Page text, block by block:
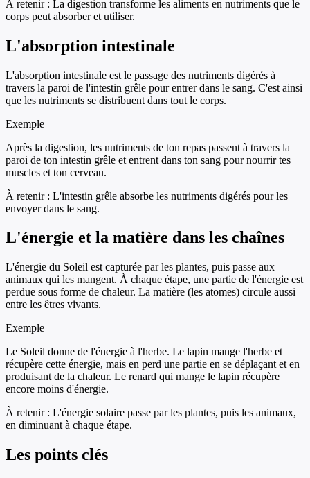
À retenir : La digestion transforme les aliments en nutriments que le
corps peut absorber et utiliser.
L'absorption intestinale
L'absorption intestinale est le passage des nutriments digérés à
travers la paroi de l'intestin grêle pour entrer dans le sang. C'est ainsi
que les nutriments se distribuent dans tout le corps.
Exemple
Après la digestion, les nutriments de ton repas passent à travers la
paroi de ton intestin grêle et entrent dans ton sang pour nourrir tes
muscles et ton cerveau.
À retenir : L'intestin grêle absorbe les nutriments digérés pour les
envoyer dans le sang.
L'énergie et la matière dans les chaînes
L'énergie du Soleil est capturée par les plantes, puis passe aux
animaux qui les mangent. À chaque étape, une partie de l'énergie est
perdue sous forme de chaleur. La matière (les atomes) circule aussi
entre les êtres vivants.
Exemple
Le Soleil donne de l'énergie à l'herbe. Le lapin mange l'herbe et
récupère cette énergie, mais en perd une partie en se déplaçant et en
produisant de la chaleur. Le renard qui mange le lapin récupère
encore moins d'énergie.
À retenir : L'énergie solaire passe par les plantes, puis les animaux,
en diminuant à chaque étape.
Les points clés